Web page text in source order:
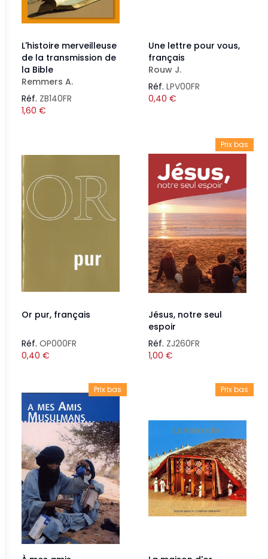
L'histoire merveilleuse
de la transmission de
la Bible
Remmers A.
Réf. ZB140FR
1,60 €
Une lettre pour vous,
français
Rouw J.
Réf. LPV00FR
0,40 €
Or pur, français
Réf. OP000FR
0,40 €
Prix bas
Jésus, notre seul
espoir
Réf. ZJ260FR
1,00 €
Prix bas Prix bas